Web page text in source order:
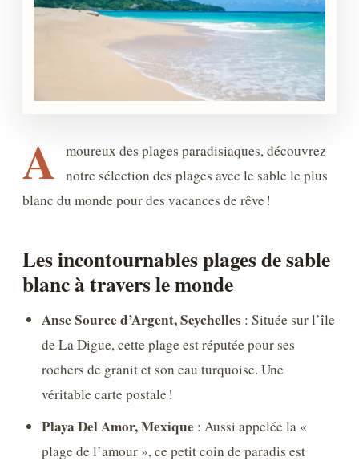
A
moureux des plages paradisiaques, découvrez
notre sélection des plages avec le sable le plus
blanc du monde pour des vacances de rêve !
Les incontournables plages de sable
blanc à travers le monde
Anse Source d’Argent, Seychelles : Située sur l’île
de La Digue, cette plage est réputée pour ses
rochers de granit et son eau turquoise. Une
véritable carte postale !
Playa Del Amor, Mexique : Aussi appelée la «
plage de l’amour », ce petit coin de paradis est